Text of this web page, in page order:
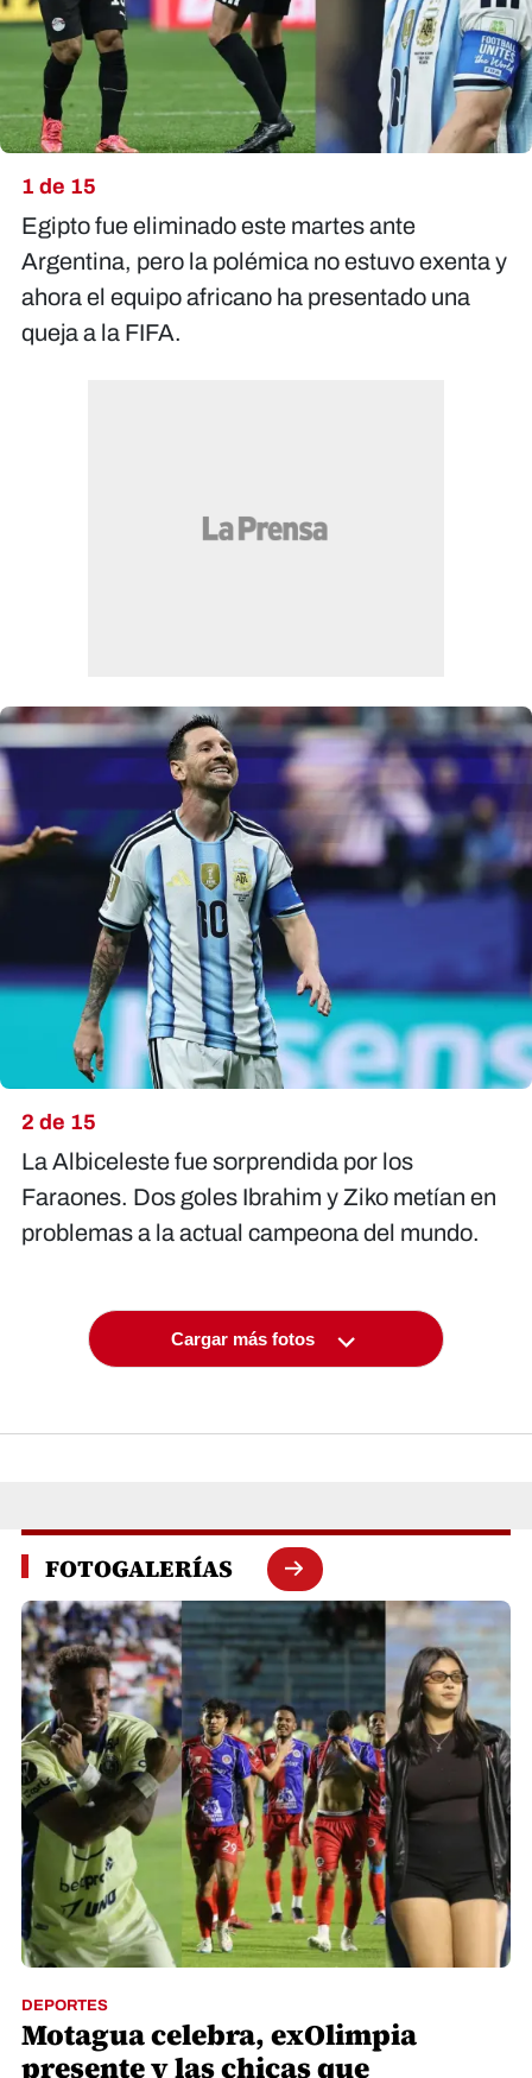
1 de 15
Egipto fue eliminado este martes ante
Argentina, pero la polémica no estuvo exenta y
ahora el equipo africano ha presentado una
queja a la FIFA.
2 de 15
La Albiceleste fue sorprendida por los
Faraones. Dos goles Ibrahim y Ziko metían en
problemas a la actual campeona del mundo.
Cargar más fotos
FOTOGALERÍAS
DEPORTES
Motagua celebra, exOlimpia
presente y las chicas que